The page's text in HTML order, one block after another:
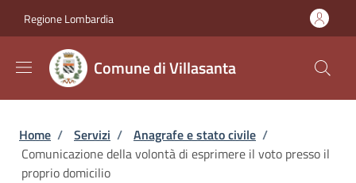
Regione Lombardia
Comune di Villasanta
Briciole di pane
Home / Servizi / Anagrafe e stato civile /
Comunicazione della volontà di esprimere il voto presso il
proprio domicilio